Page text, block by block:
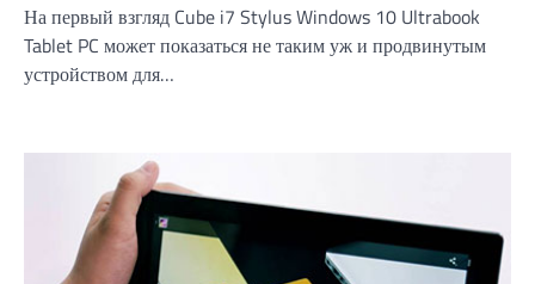
На первый взгляд Cube i7 Stylus Windows 10 Ultrabook
Tablet PC может показаться не таким уж и продвинутым
устройством для…